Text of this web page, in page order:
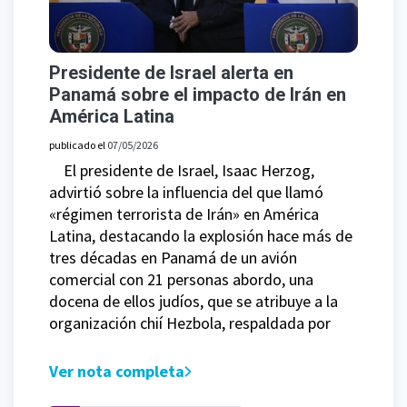
Presidente de Israel alerta en
Panamá sobre el impacto de Irán en
América Latina
publicado el 07/05/2026
El presidente de Israel, Isaac Herzog,
advirtió sobre la influencia del que llamó
«régimen terrorista de Irán» en América
Latina, destacando la explosión hace más de
tres décadas en Panamá de un avión
comercial con 21 personas abordo, una
docena de ellos judíos, que se atribuye a la
organización chií Hezbola, respaldada por
Ver nota completa